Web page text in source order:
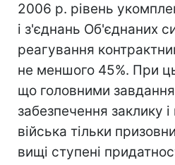
2006 р. рівень
і з'єднань Об'єднаних
реагування
не меншого 45%. При
що головними
забезпечення заклику
війська тільки
вищі ступені